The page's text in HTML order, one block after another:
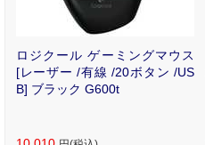
ロジクール ゲーミングマウス
[レーザー /有線 /20ボタン /US
B] ブラック G600t